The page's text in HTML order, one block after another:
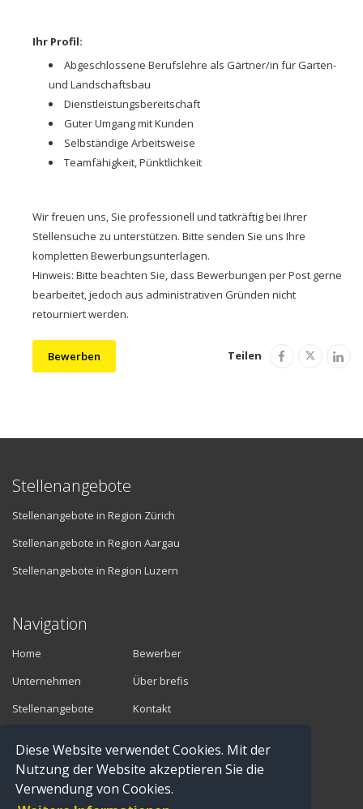
Diese Website verwendet Cookies. Mit der
Nutzung der Website akzeptieren Sie die
Verwendung von Cookies.
Ihr Profil:
Abgeschlossene Berufslehre als Gärtner/in für Garten-
und Landschaftsbau
Dienstleistungsbereitschaft
Guter Umgang mit Kunden
Selbständige Arbeitsweise
Teamfähigkeit, Pünktlichkeit
Wir freuen uns, Sie professionell und tatkräftig bei Ihrer
Stellensuche zu unterstützen. Bitte senden Sie uns Ihre
kompletten Bewerbungsunterlagen.
Hinweis: Bitte beachten Sie, dass Bewerbungen per Post gerne
bearbeitet, jedoch aus administrativen Gründen nicht
retourniert werden.
Bewerben Teilen
Stellenangebote
Stellenangebote in Region Zürich
Stellenangebote in Region Aargau
Stellenangebote in Region Luzern
Navigation
Home
Unternehmen
Stellenangebote
Bewerber
Über brefis
Kontakt
Vermittler
Anmelden